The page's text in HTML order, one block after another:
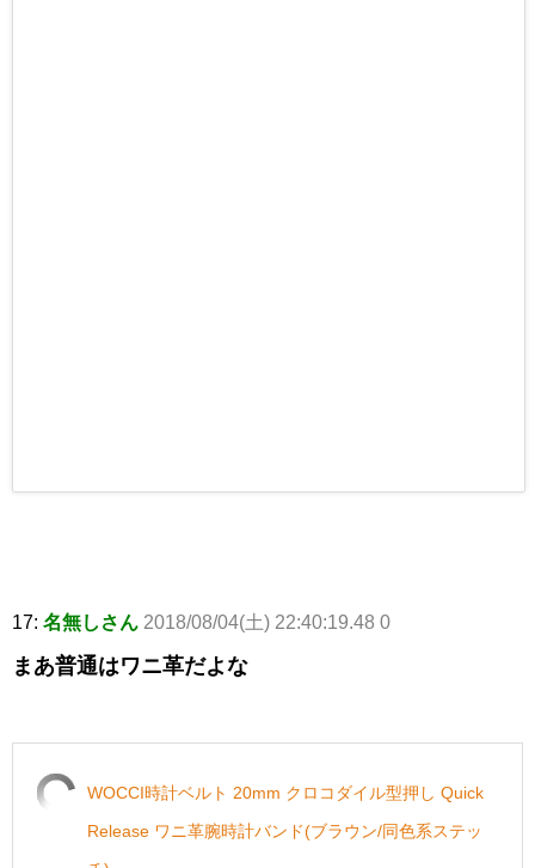
17: 名無しさん 2018/08/04(土) 22:40:19.48 0
まあ普通はワニ革だよな
WOCCI時計ベルト 20mm クロコダイル型押し Quick
Release ワニ革腕時計バンド(ブラウン/同色系ステッ